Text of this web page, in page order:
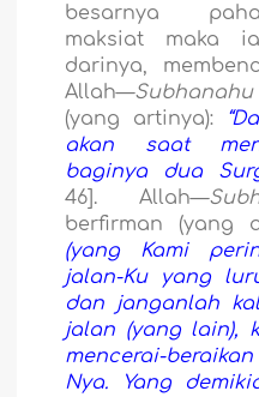
besarnya
maksiat maka
darinya,
Allah—Subha
(yang artinya):
akan saat
baginya dua
46]. Allah—
berfirman (yang
(yang Kami
jalan-Ku yang
dan janganlah
jalan (yang lain),
mencerai-
Nya. Yang